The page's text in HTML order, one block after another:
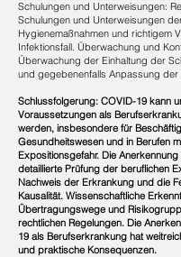
Schulungen und Unterweisungen:
Schulungen und Unterweisungen
Hygienemaßnahmen und richtigem
Infektionsfall. Überwachung und
Überwachung der Einhaltung der
und gegebenenfalls Anpassung der
Schlussfolgerung: ​COVID-19 kann
Voraussetzungen als
werden, insbesondere für
Gesundheitswesen und in Berufen
Expositionsgefahr. Die
detaillierte Prüfung der beruflichen
Nachweis der Erkrankung und die
Kausalität. Wissenschaftliche
Übertragungswege und
rechtlichen Regelungen. Die
19 als Berufserkrankung hat
und praktische Konsequenzen.